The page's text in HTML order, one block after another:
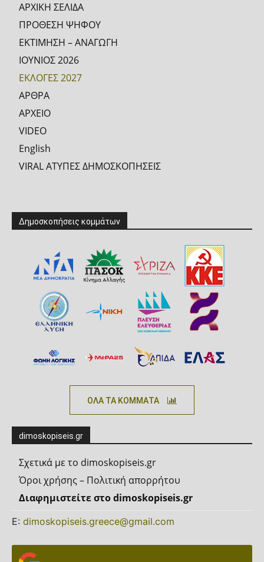
ΑΡΧΙΚΗ ΣΕΛΙΔΑ
ΠΡΟΘΕΣΗ ΨΗΦΟΥ
ΕΚΤΙΜΗΣΗ – ΑΝΑΓΩΓΗ
ΙΟΥΝΙΟΣ 2026
ΕΚΛΟΓΕΣ 2027
ΑΡΘΡΑ
ΑΡΧΕΙΟ
VIDEO
English
VIRAL ΑΤΥΠΕΣ ΔΗΜΟΣΚΟΠΗΣΕΙΣ
Δημοσκοπήσεις κομμάτων
ΟΛΑ ΤΑ ΚΟΜΜΑΤΑ
dimoskopiseis.gr
Σχετικά με το dimoskopiseis.gr
Όροι χρήσης – Πολιτική απορρήτου
Διαφημιστείτε στο dimoskopiseis.gr
Ε: dimoskopiseis.greece@gmail.com